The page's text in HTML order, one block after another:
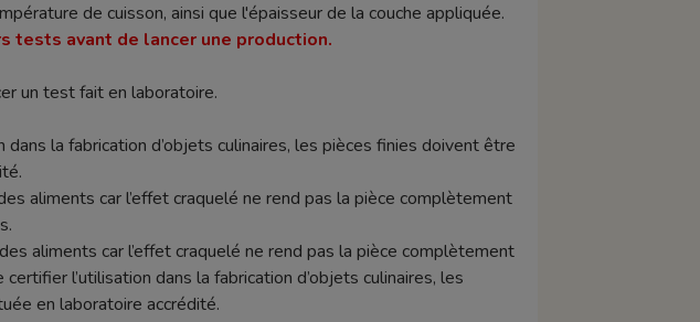
de cuisson, ainsi que l'épaisseur de la couche appliquée.
tests avant de lancer une production.
un test fait en laboratoire.
la fabrication d’objets culinaires, les pièces finies doivent être
aliments car l’effet craquelé ne rend pas la pièce complètement
aliments car l’effet craquelé ne rend pas la pièce complètement
l’utilisation dans la fabrication d’objets culinaires, les
en laboratoire accrédité.